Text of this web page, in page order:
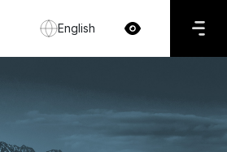
English